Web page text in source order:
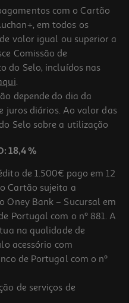
Blake
com o Cartão
em todos os
valor igual ou superior a
Comissão de
do Selo, incluídos nas
.
depende do dia da
juros diários. Ao valor das
Selo sobre a utilização
18,4 %
de 1.500€ pago em 12
Cartão sujeita a
Oney Bank – Sucursal em
Portugal com o nº 881. A
na qualidade de
acessório com
de Portugal com o nº
de serviços de